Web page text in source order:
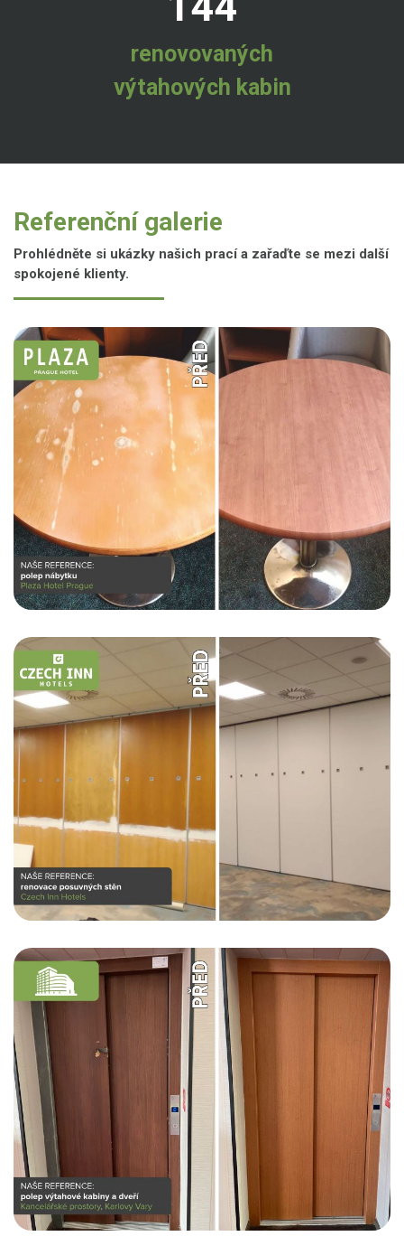
renovovaných
výtahových kabin
Referenční galerie
Prohlédněte si ukázky našich prací a zařaďte se mezi další
spokojené klienty.